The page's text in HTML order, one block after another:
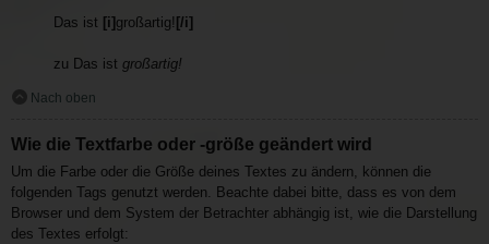
Das ist [i] großartig! [/i]
zu Das ist großartig!
Nach oben
Wie die Textfarbe oder -größe geändert wird
Um die Farbe oder die Größe deines Textes zu ändern, können die
folgenden Tags genutzt werden. Beachte dabei bitte, dass es von dem
Browser und dem System der Betrachter abhängig ist, wie die Darstellung
des Textes erfolgt: